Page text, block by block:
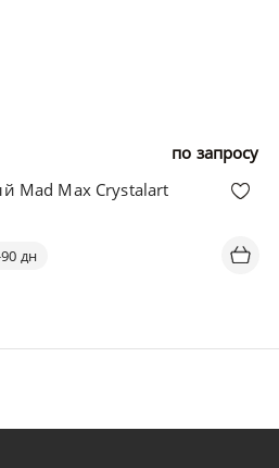
по запросу
Mad Max Crystalart
дн